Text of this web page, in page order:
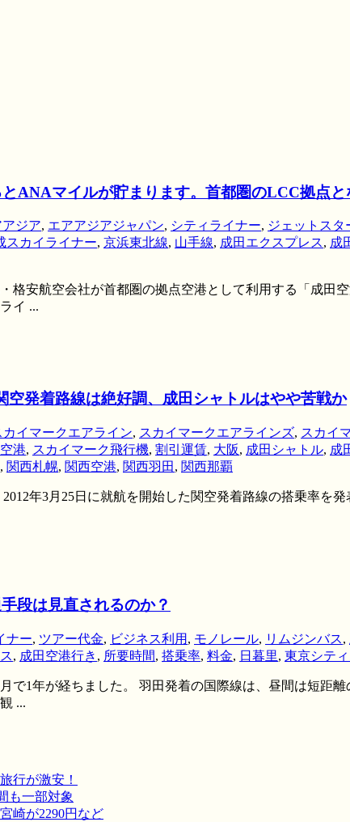
ANAマイルが貯まります。首都圏のLCC拠点
アジア, エアアジアジャパン, シティライナー, ジェットスタ
スカイライナー, 京浜東北線, 山手線, 成田エクスプレス, 成
格安航空会社が首都圏の拠点空港として利用する「成田
イ ...
空発着路線は絶好調、成田シャトルはやや苦戦か
カイマークエアライン, スカイマークエアラインズ, スカイ
港, スカイマーク飛行機, 割引運賃, 大阪, 成田シャトル, 成
, 関西札幌, 関西空港, 関西羽田 , 関西那覇
年3月25日に就航を開始した関空発着路線の搭乗率を
段は見直されるのか？
ナー, ツアー代金, ビジネス利用 , モノレール, リムジンバス,
, 成田空港行き , 所要時間, 搭乗率, 料金, 日暮里, 東京シテ
で1年が経ちました。 羽田発着の国際線は、昼間は短距
...
行が激安！
も一部対象
崎が2290円など